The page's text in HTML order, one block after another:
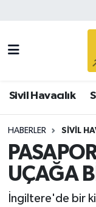
Sivil Havacılık
HABERLER SIVIL
UÇAĞA
İngiltere'de bir